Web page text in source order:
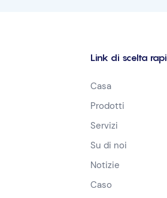
Link di scelta
Casa
Prodotti
Servizi
Su di noi
Notizie
Caso